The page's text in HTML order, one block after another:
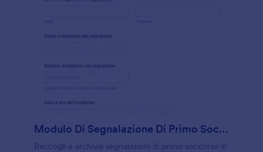
Modulo Di Segnalazione Di Primo Soccorso
Raccogli e archivia segnalazioni di primo soccorso in